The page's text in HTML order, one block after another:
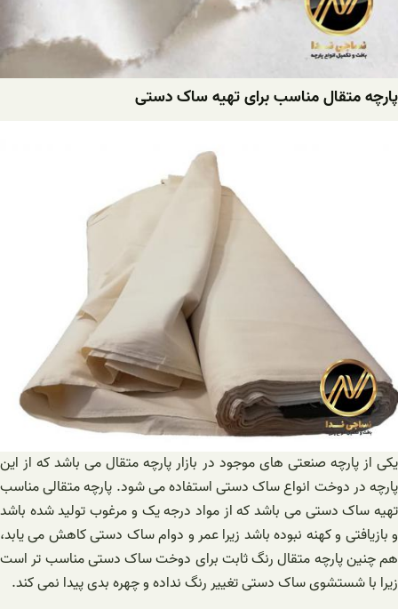
پارچه متقال مناسب برای تهیه ساک دستی
یکی از پارچه صنعتی های موجود در بازار پارچه متقال می باشد که از این
پارچه در دوخت انواع ساک دستی استفاده می شود. پارچه متقالی مناسب
تهیه ساک دستی می باشد که از مواد درجه یک و مرغوب تولید شده باشد
و بازیافتی و کهنه نبوده باشد زیرا عمر و دوام ساک دستی کاهش می یابد‌،
هم چنین پارچه متقال رنگ ثابت برای دوخت ساک دستی مناسب تر است
زیرا با شستشوی ساک دستی تغییر رنگ نداده و چهره بدی پیدا نمی کند.